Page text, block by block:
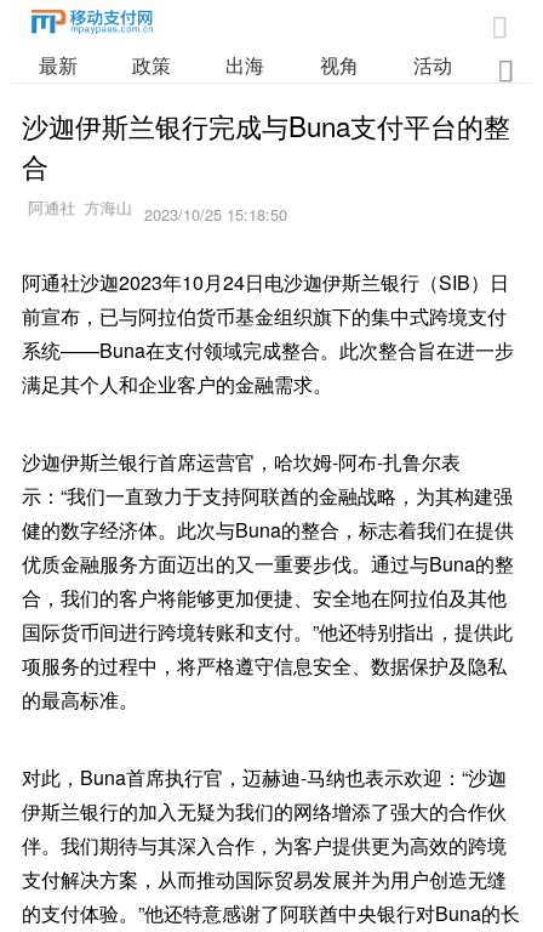

最新 政策 出海 视角 活动 业

沙迦伊斯兰银行完成与Buna支付平台的整
合
2023/10/25 15:18:50
阿通社沙迦2023年10月24日电沙迦伊斯兰银行（SIB）日
前宣布，已与阿拉伯货币基金组织旗下的集中式跨境支付
系统——Buna在支付领域完成整合。此次整合旨在进一步
满足其个人和企业客户的金融需求。
沙迦伊斯兰银行首席运营官，哈坎姆-阿布-扎鲁尔表
示：“我们一直致力于支持阿联酋的金融战略，为其构建强
健的数字经济体。此次与Buna的整合，标志着我们在提供
优质金融服务方面迈出的又一重要步伐。通过与Buna的整
合，我们的客户将能够更加便捷、安全地在阿拉伯及其他
国际货币间进行跨境转账和支付。”他还特别指出，提供此
项服务的过程中，将严格遵守信息安全、数据保护及隐私
的最高标准。
对此，Buna首席执行官，迈赫迪-马纳也表示欢迎：“沙迦
伊斯兰银行的加入无疑为我们的网络增添了强大的合作伙
伴。我们期待与其深入合作，为客户提供更为高效的跨境
支付解决方案，从而推动国际贸易发展并为用户创造无缝
的支付体验。”他还特意感谢了阿联酋中央银行对Buna的长